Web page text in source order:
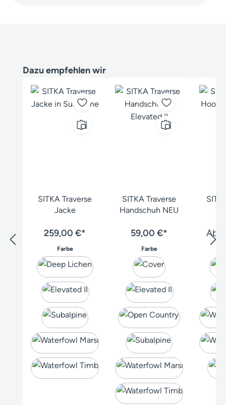
Produktgalerie überspringen
Dazu empfehlen wir
SITKA Traverse
Jacke
259,00 €*
Farbeauswählen
SITKA Traverse
Handschuh NEU
59,00 €*
Farbeauswählen
Ab